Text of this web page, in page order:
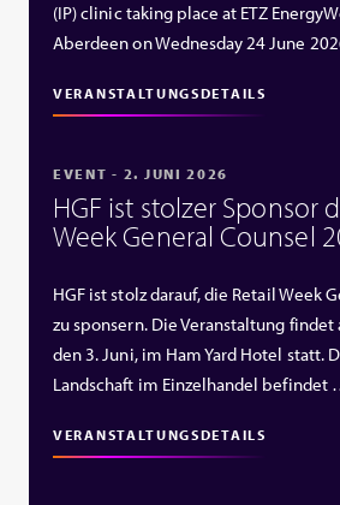
(IP) clinic taking place at ETZ
Aberdeen on Wednesday 24 June
VERANSTALTUNGSDETAILS
EVENT - 2. JUNI 2026
HGF ist stolzer Sponsor
Week General Counsel
HGF ist stolz darauf, die Retail Week
zu sponsern. Die Veranstaltung
den 3. Juni, im Ham Yard Hotel statt.
Landschaft im Einzelhandel befindet
VERANSTALTUNGSDETAILS